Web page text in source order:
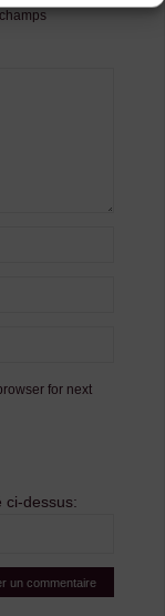
for next
ci-dessus: